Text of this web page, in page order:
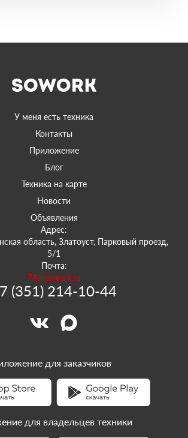
У меня есть техника
Контакты
Приложение
Блог
Техника на карте
Новости
Объявления
Адрес:
область, Златоуст, Парковый проезд,
5/1
Почта:
74@sowork.ru
(351) 214-10-44
для заказчиков
для владельцев техники